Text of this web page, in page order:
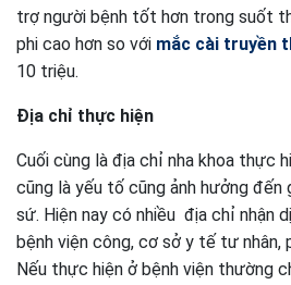
trợ người bệnh tốt hơn trong suốt
phi cao hơn so với mắc cài truyền
10 triệu.
Địa chỉ thực hiện
Cuối cùng là địa chỉ nha khoa thực
cũng là yếu tố cũng ảnh hưởng đến
sứ. Hiện nay có nhiều địa chỉ nhận
bệnh viện công, cơ sở y tế tư nhân,
Nếu thực hiện ở bệnh viện thường